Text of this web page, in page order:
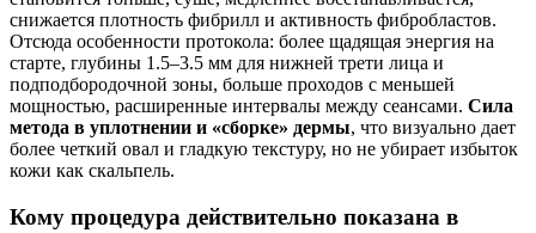
снижается плотность фибрилл и активность фибробластов.
Отсюда особенности протокола: более щадящая энергия на
старте, глубины 1.5–3.5 мм для нижней трети лица и
подподбородочной зоны, больше проходов с меньшей
мощностью, расширенные интервалы между сеансами. Сила
метода в уплотнении и «сборке» дермы, что визуально дает
более четкий овал и гладкую текстуру, но не убирает избыток
кожи как скальпель.
Кому процедура действительно показана в